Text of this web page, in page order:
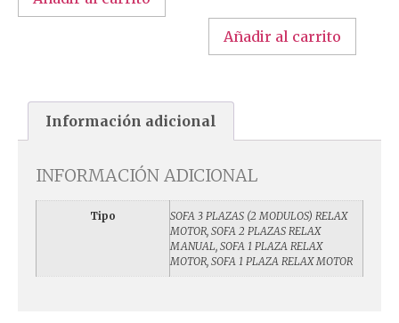
Añadir al carrito
Información adicional
INFORMACIÓN ADICIONAL
Tipo
SOFA 3 PLAZAS (2 MODULOS) RELAX
MOTOR, SOFA 2 PLAZAS RELAX
MANUAL, SOFA 1 PLAZA RELAX
MOTOR, SOFA 1 PLAZA RELAX MOTOR